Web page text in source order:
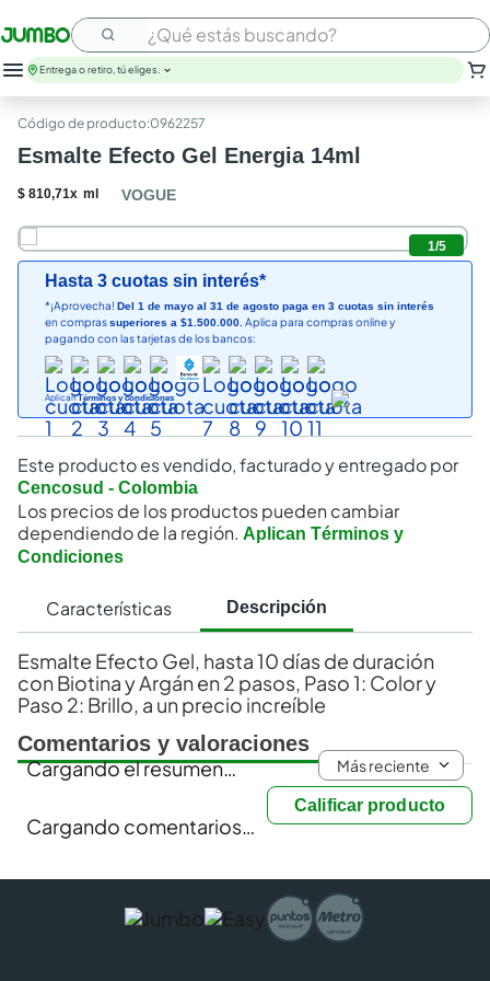
¿Qué estás buscando?
Entrega o retiro, tú eliges.
:0962257
Esmalte Efecto Gel Energia 14ml
$ 810,71x ml VOGUE
1/5
Hasta 3 cuotas sin interés*
*¡Aprovecha! Del 1 de mayo al 31 de agosto paga en 3 cuotas sin interés
en comprassuperiores a $1.500.000. Aplica para compras online y
pagando con las tarjetas de los bancos:
AplicanTérminos y condiciones
Este producto es vendido, facturado y entregado por
Cencosud - Colombia
Los precios de los productos pueden cambiar
dependiendo de la región. Aplican Términos y
Condiciones
Características Descripción
Esmalte Efecto Gel, hasta 10 días de duración
con Biotina y Argán en 2 pasos, Paso 1: Color y
Paso 2: Brillo, a un precio increíble
Comentarios y valoraciones
Calificar producto
Cargando el resumen… Más reciente
Cargando comentarios…